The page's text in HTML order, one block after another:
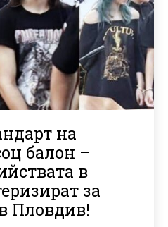
на
балон –
в
за
Пловдив!